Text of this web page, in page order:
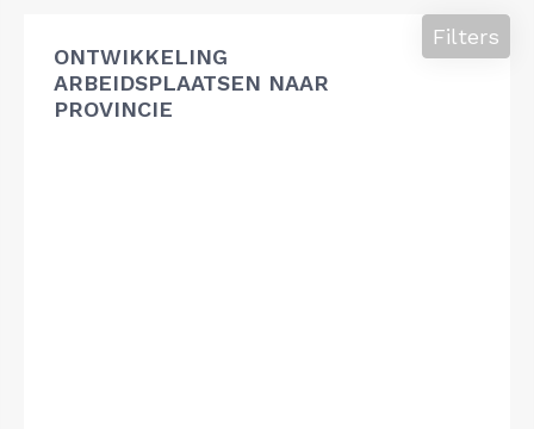
ONTWIKKELING
ARBEIDSPLAATSEN NAAR
PROVINCIE
Filters